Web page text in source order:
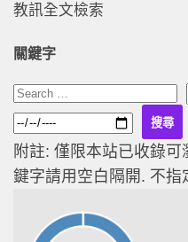
教訊全文檢索
關鍵字
附註: 僅限本站已收錄
鍵字請用空白隔開. 不